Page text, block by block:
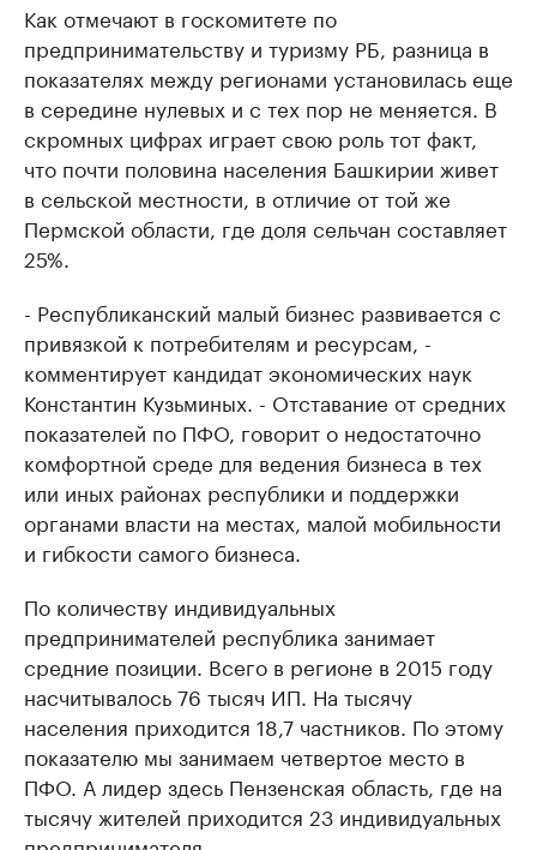
Как отмечают в госкомитете по
предпринимательству и туризму РБ, разница в
показателях между регионами установилась еще
в середине нулевых и с тех пор не меняется. В
скромных цифрах играет свою роль тот факт,
что почти половина населения Башкирии живет
в сельской местности, в отличие от той же
Пермской области, где доля сельчан составляет
25%.
- Республиканский малый бизнес развивается с
привязкой к потребителям и ресурсам, -
комментирует кандидат экономических наук
Константин Кузьминых. - Отставание от средних
показателей по ПФО, говорит о недостаточно
комфортной среде для ведения бизнеса в тех
или иных районах республики и поддержки
органами власти на местах, малой мобильности
и гибкости самого бизнеса.
По количеству индивидуальных
предпринимателей республика занимает
средние позиции. Всего в регионе в 2015 году
насчитывалось 76 тысяч ИП. На тысячу
населения приходится 18,7 частников. По этому
показателю мы занимаем четвертое место в
ПФО. А лидер здесь Пензенская область, где на
тысячу жителей приходится 23 индивидуальных